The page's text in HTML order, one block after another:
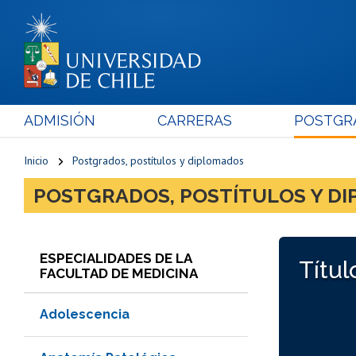
ADMISIÓN CARRERAS
Inicio Postgrados, postítulos y diplomados
POSTGRADOS, POSTÍTULOS Y
ESPECIALIDADES DE LA
FACULTAD DE MEDICINA
Adolescencia